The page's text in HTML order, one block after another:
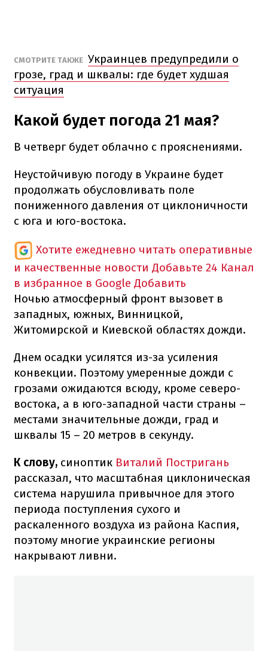
СМОТРИТЕ ТАКЖЕ Украинцев предупредили о
грозе, град и шквалы: где будет худшая
ситуация
Какой будет погода 21 мая?
В четверг будет облачно с прояснениями.
Неустойчивую погоду в Украине будет
продолжать обусловливать поле
пониженного давления от циклоничности
с юга и юго-востока.
Хотите ежедневно читать оперативные
и качественные новости Добавьте 24 Канал
в избранное в Google Добавить
Ночью атмосферный фронт вызовет в
западных, южных, Винницкой,
Житомирской и Киевской областях дожди.
Днем осадки усилятся из-за усиления
конвекции. Поэтому умеренные дожди с
грозами ожидаются всюду, кроме северо-
востока, а в юго-западной части страны –
местами значительные дожди, град и
шквалы 15 – 20 метров в секунду.
К слову, синоптик Виталий Постригань
рассказал, что масштабная циклоническая
система нарушила привычное для этого
периода поступления сухого и
раскаленного воздуха из района Каспия,
поэтому многие украинские регионы
накрывают ливни.